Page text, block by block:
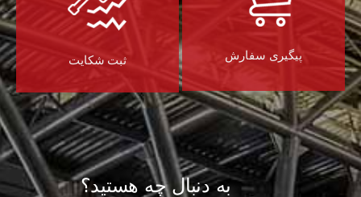
پیگیری سفارش ثبت شکایت
به دنبال چه هستید؟